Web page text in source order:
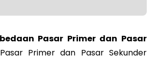
Pasar Primer dan Pasar
Primer dan Pasar Sekunder